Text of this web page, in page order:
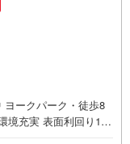
ヨークパーク・徒歩8
境充実 表面利回り11.